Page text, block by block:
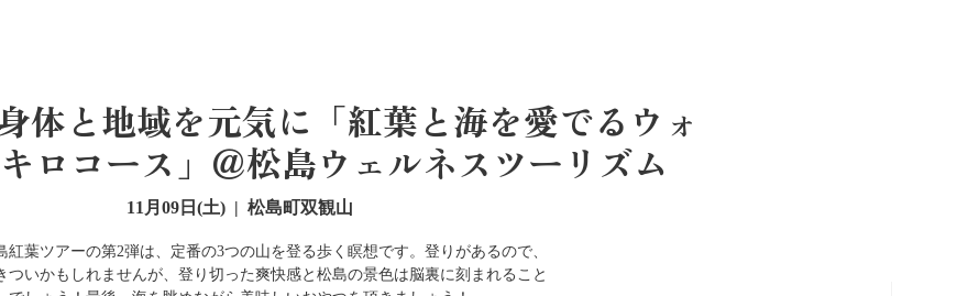
体と地域を元気に「紅葉と海を愛でるウォ
ロコース」＠松島ウェルネスツーリズム
11月09日(土) 松島町双観山
紅葉ツアーの第2弾は、定番の3つの山を登る歩く瞑想です。登りがあるので、
ついかもしれませんが、登り切った爽快感と松島の景色は脳裏に刻まれること